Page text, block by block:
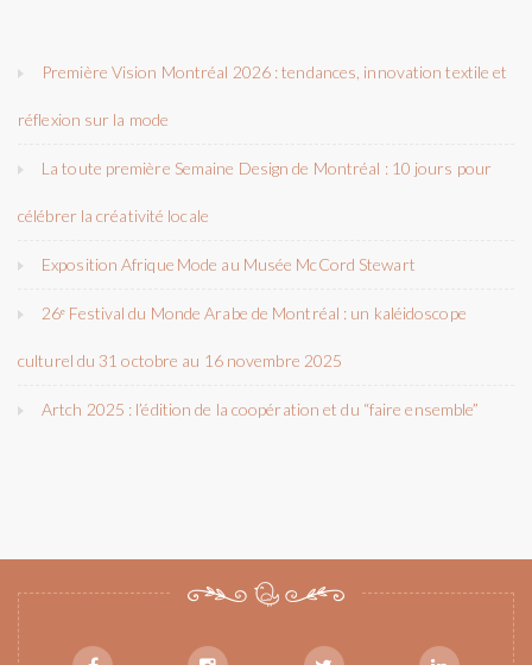
Première Vision Montréal 2026 : tendances, innovation textile et
réflexion sur la mode
La toute première Semaine Design de Montréal : 10 jours pour
célébrer la créativité locale
Exposition Afrique Mode au Musée McCord Stewart
26ᵉ Festival du Monde Arabe de Montréal : un kaléidoscope
culturel du 31 octobre au 16 novembre 2025
Artch 2025 : l’édition de la coopération et du “faire ensemble”